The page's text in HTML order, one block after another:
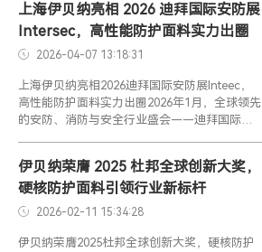
上海伊贝纳亮相 2026 迪拜国际安防展
Intersec，高性能防护面料实力出圈
2026-04-07 13:18:31
上海伊贝纳亮相2026迪拜国际安防展Inteec，
高性能防护面料实力出圈2026年1月，全球领先
的安防、消防与安全行业盛会——迪拜国际安
伊贝纳荣膺 2025 杜邦全球创新大奖，
硬核防护面料引领行业新标杆
2026-02-11 15:34:28
伊贝纳荣膺2025杜邦全球创新大奖，硬核防护